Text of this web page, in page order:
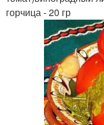
горчица - 20 гр